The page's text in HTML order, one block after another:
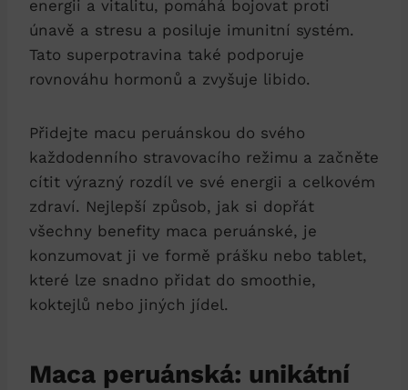
energii a vitalitu, pomáhá bojovat proti
únavě a stresu a posiluje imunitní systém.
Tato superpotravina také podporuje
rovnováhu hormonů a zvyšuje libido.
Přidejte macu peruánskou do svého
každodenního stravovacího režimu a začněte
cítit výrazný rozdíl ve své energii a celkovém
zdraví. Nejlepší způsob, jak si dopřát
všechny benefity maca peruánské, je
konzumovat ji ve formě prášku nebo tablet,
které lze snadno přidat do smoothie,
koktejlů nebo jiných jídel.
Maca peruánská: unikátní